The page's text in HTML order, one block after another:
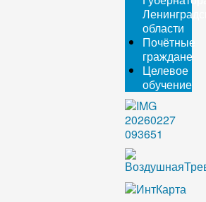
области
Почётные
граждане
Целевое
обучение